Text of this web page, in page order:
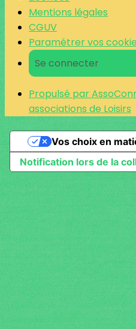
Mentions légales
CGUV
Paramétrer vos
Se connecter
Propulsé par
associations de Loisirs
Notification lors de la
Vos choix en